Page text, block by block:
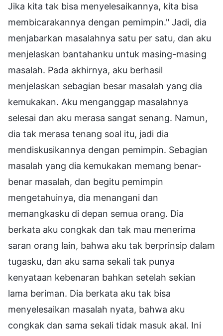
Jika kita tak bisa menyelesaikannya, kita bisa
membicarakannya dengan pemimpin." Jadi, dia
menjabarkan masalahnya satu per satu, dan aku
menjelaskan bantahanku untuk masing-masing
masalah. Pada akhirnya, aku berhasil
menjelaskan sebagian besar masalah yang dia
kemukakan. Aku menganggap masalahnya
selesai dan aku merasa sangat senang. Namun,
dia tak merasa tenang soal itu, jadi dia
mendiskusikannya dengan pemimpin. Sebagian
masalah yang dia kemukakan memang benar-
benar masalah, dan begitu pemimpin
mengetahuinya, dia menangani dan
memangkasku di depan semua orang. Dia
berkata aku congkak dan tak mau menerima
saran orang lain, bahwa aku tak berprinsip dalam
tugasku, dan aku sama sekali tak punya
kenyataan kebenaran bahkan setelah sekian
lama beriman. Dia berkata aku tak bisa
menyelesaikan masalah nyata, bahwa aku
congkak dan sama sekali tidak masuk akal. Ini